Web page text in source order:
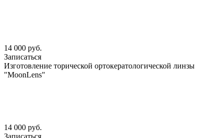
14 000 руб.
Записаться
Изготовление торической ортокератологической линзы
"MoonLens"
14 000 руб.
Записаться